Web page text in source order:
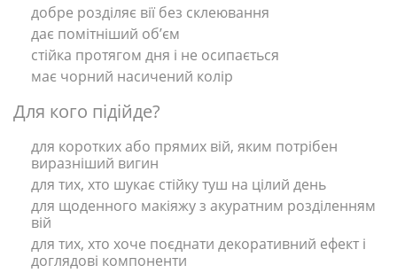
добре розділяє вії без склеювання
дає помітніший об’єм
стійка протягом дня і не осипається
має чорний насичений колір
Для кого підійде?
для коротких або прямих вій, яким потрібен
виразніший вигин
для тих, хто шукає стійку туш на цілий день
для щоденного макіяжу з акуратним розділенням
вій
для тих, хто хоче поєднати декоративний ефект і
доглядові компоненти